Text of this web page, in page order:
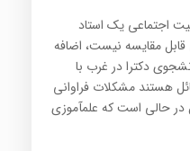
اجتماعی یک استاد
مقایسه نیست، اضافه
دکترا در غرب با
هستند مشکلات فراوانی
که دارند بسیار بالا است و این در حالی است که علم‏‎آموزی